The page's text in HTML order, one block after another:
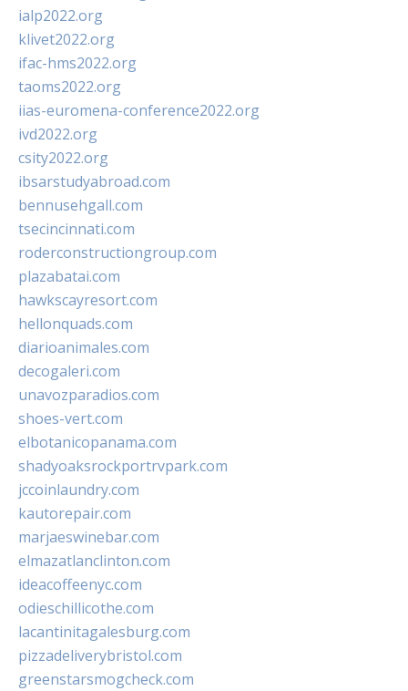
ialp2022.org
klivet2022.org
ifac-hms2022.org
taoms2022.org
iias-euromena-conference2022.org
ivd2022.org
csity2022.org
ibsarstudyabroad.com
bennusehgall.com
tsecincinnati.com
roderconstructiongroup.com
plazabatai.com
hawkscayresort.com
hellonquads.com
diarioanimales.com
decogaleri.com
unavozparadios.com
shoes-vert.com
elbotanicopanama.com
shadyoaksrockportrvpark.com
jccoinlaundry.com
kautorepair.com
marjaeswinebar.com
elmazatlanclinton.com
ideacoffeenyc.com
odieschillicothe.com
lacantinitagalesburg.com
pizzadeliverybristol.com
greenstarsmogcheck.com